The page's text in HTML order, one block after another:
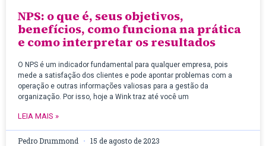
NPS: o que é, seus objetivos,
benefícios, como funciona na prática
e como interpretar os resultados
O NPS é um indicador fundamental para qualquer empresa, pois
mede a satisfação dos clientes e pode apontar problemas com a
operação e outras informações valiosas para a gestão da
organização. Por isso, hoje a Wink traz até você um
LEIA MAIS »
Pedro Drummond 15 de agosto de 2023